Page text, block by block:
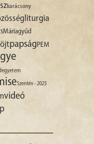
karácsony
liturgia
Máriagyűd
papság PEM
Szentév - 2025
videó